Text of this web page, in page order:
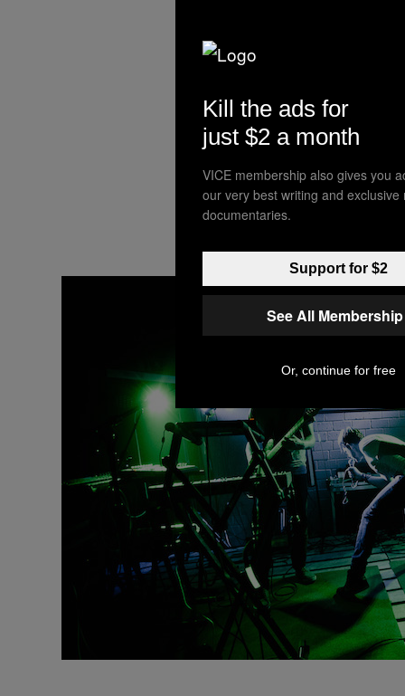
Kill the ads for
just $2 a month
VICE membership also gives you
our very best writing and exclusive
documentaries.
Support for $2
See All
Or, continue for free